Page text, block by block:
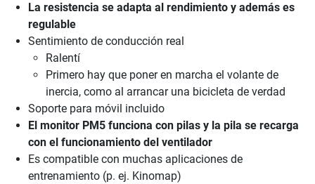
La resistencia se adapta al rendimiento y además es
regulable
Sentimiento de conducción real
Ralentí
Primero hay que poner en marcha el volante de
inercia, como al arrancar una bicicleta de verdad
Soporte para móvil incluido
El monitor PM5 funciona con pilas y la pila se recarga
con el funcionamiento del ventilador
Es compatible con muchas aplicaciones de
entrenamiento (p. ej. Kinomap)